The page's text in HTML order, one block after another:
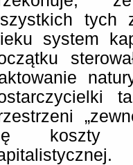
tych
system
koszty